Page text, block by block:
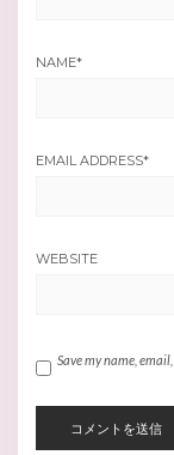
NAME*
EMAIL ADDRESS*
WEBSITE
Save my name,